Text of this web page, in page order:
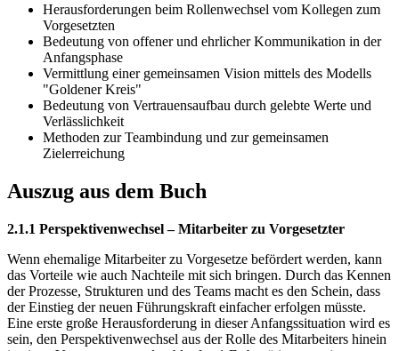
Herausforderungen beim Rollenwechsel vom Kollegen zum
Vorgesetzten
Bedeutung von offener und ehrlicher Kommunikation in der
Anfangsphase
Vermittlung einer gemeinsamen Vision mittels des Modells
"Goldener Kreis"
Bedeutung von Vertrauensaufbau durch gelebte Werte und
Verlässlichkeit
Methoden zur Teambindung und zur gemeinsamen
Zielerreichung
Auszug aus dem Buch
2.1.1 Perspektivenwechsel – Mitarbeiter zu Vorgesetzter
Wenn ehemalige Mitarbeiter zu Vorgesetze befördert werden, kann
das Vorteile wie auch Nachteile mit sich bringen. Durch das Kennen
der Prozesse, Strukturen und des Teams macht es den Schein, dass
der Einstieg der neuen Führungskraft einfacher erfolgen müsste.
Eine erste große Herausforderung in dieser Anfangssituation wird es
sein, den Perspektivenwechsel aus der Rolle des Mitarbeiters hinein